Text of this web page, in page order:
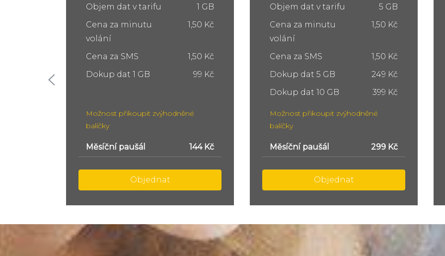
Objem dat v tarifu
5 GB
Cena za minutu
volání
1,50 Kč
Cena za SMS
1,50 Kč
Dokup dat 5 GB
249 Kč
Možnost přikoupit zvýhodněné
balíčky
Měsíční paušál 299 Kč
Objednat
Objem dat v tarifu
10 GB
Cena za minutu
volání
1,50 Kč
Cena za SMS
1,50 Kč
Dokup dat 5 GB
249 Kč
Dokup dat 10 GB
399 Kč
Možnost přikoupit zvýhodněné
balíčky
Měsíční paušál 449 Kč
Objednat